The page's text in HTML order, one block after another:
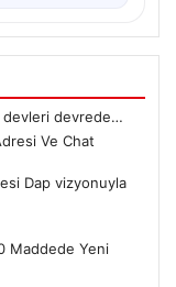
devleri devrede…
Ve Chat
Dap vizyonuyla
Maddede Yeni